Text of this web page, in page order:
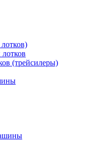
(трейсилеры)